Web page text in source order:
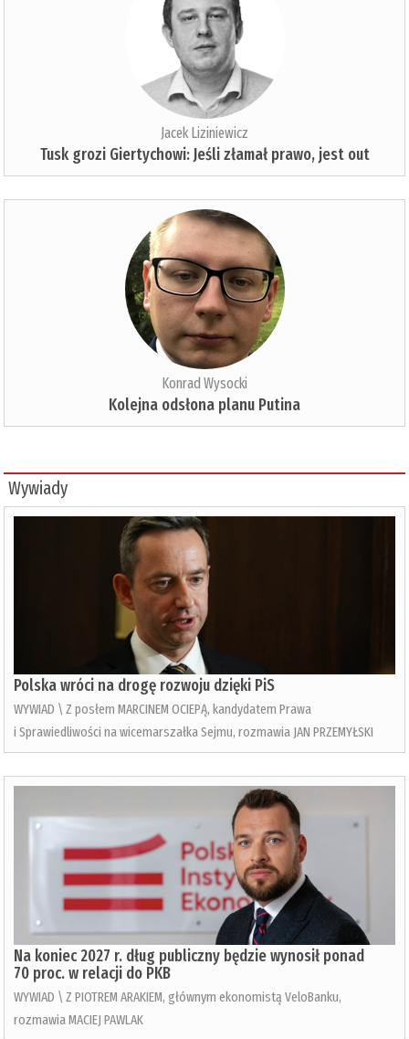
Jacek Liziniewicz
Tusk grozi Giertychowi: Jeśli złamał prawo, jest out
Konrad Wysocki
Kolejna odsłona planu Putina
Wywiady
Polska wróci na drogę rozwoju dzięki PiS
WYWIAD \ Z posłem MARCINEM OCIEPĄ, kandydatem Prawa
i Sprawiedliwości na wicemarszałka Sejmu, rozmawia JAN PRZEMYŁSKI
Na koniec 2027 r. dług publiczny będzie wynosił ponad
70 proc. w relacji do PKB
WYWIAD \ Z PIOTREM ARAKIEM, głównym ekonomistą VeloBanku,
rozmawia MACIEJ PAWLAK